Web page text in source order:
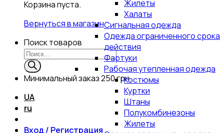
Корзина пуста.
Вернуться в магазин
Поиск товаров
Минимальный заказ250 грн.
UA
ru
Вход / Регистрация
Жилеты
Халаты
Сигнальная одежда
Одежда ограниченного срока
действия
Фартуки
Рабочая утепленная одежда
Костюмы
Куртки
Штаны
Полукомбинезоны
Жилеты